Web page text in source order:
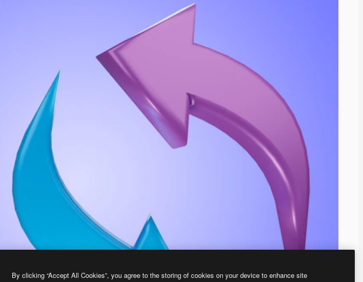
By clicking “Accept All Cookies”, you agree to the storing of cookies on your device to enhance site